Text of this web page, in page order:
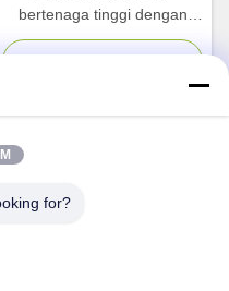
bertenaga tinggi dengan
tegangan input yang dapat
for?